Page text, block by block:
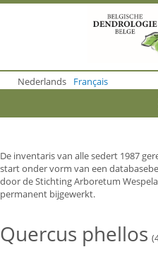
o
m
o
n
t
e
n
Nederlands Français
De inventaris van alle sedert 1987
start onder vorm van een
door de Stichting Arboretum
permanent bijgewerkt.
Quercus phellos